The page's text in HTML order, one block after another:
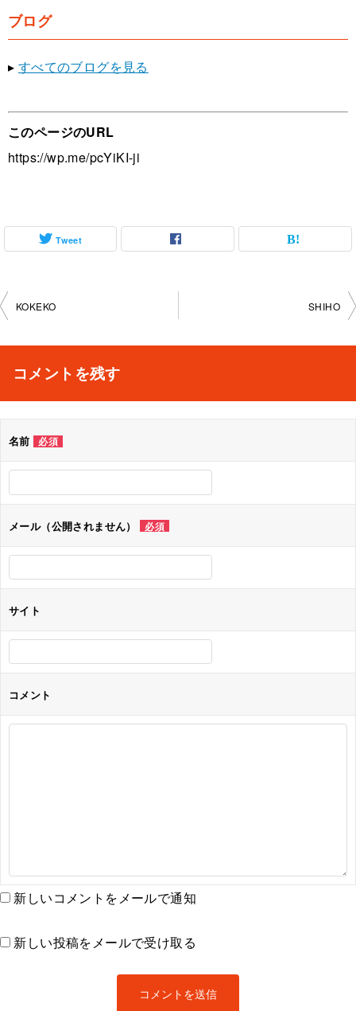
ブログ
▸ すべてのブログを見る
このページのURL
https://wp.me/pcYiKI-ji
Tweet
投
ビ
KOKEKO SHIHO
コメントを残す
名前 必須
メール（公開されません） 必須
サイト
コメント
新しいコメントをメールで通知
新しい投稿をメールで受け取る